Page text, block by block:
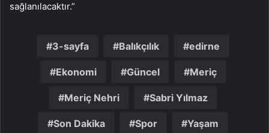
sağlanılacaktır.”
3-sayfa Balıkçılık edirne
Ekonomi Güncel Meriç
Meriç Nehri Sabri Yılmaz
Son Dakika Spor Yaşam